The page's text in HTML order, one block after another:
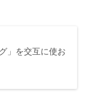
」を交互に使お